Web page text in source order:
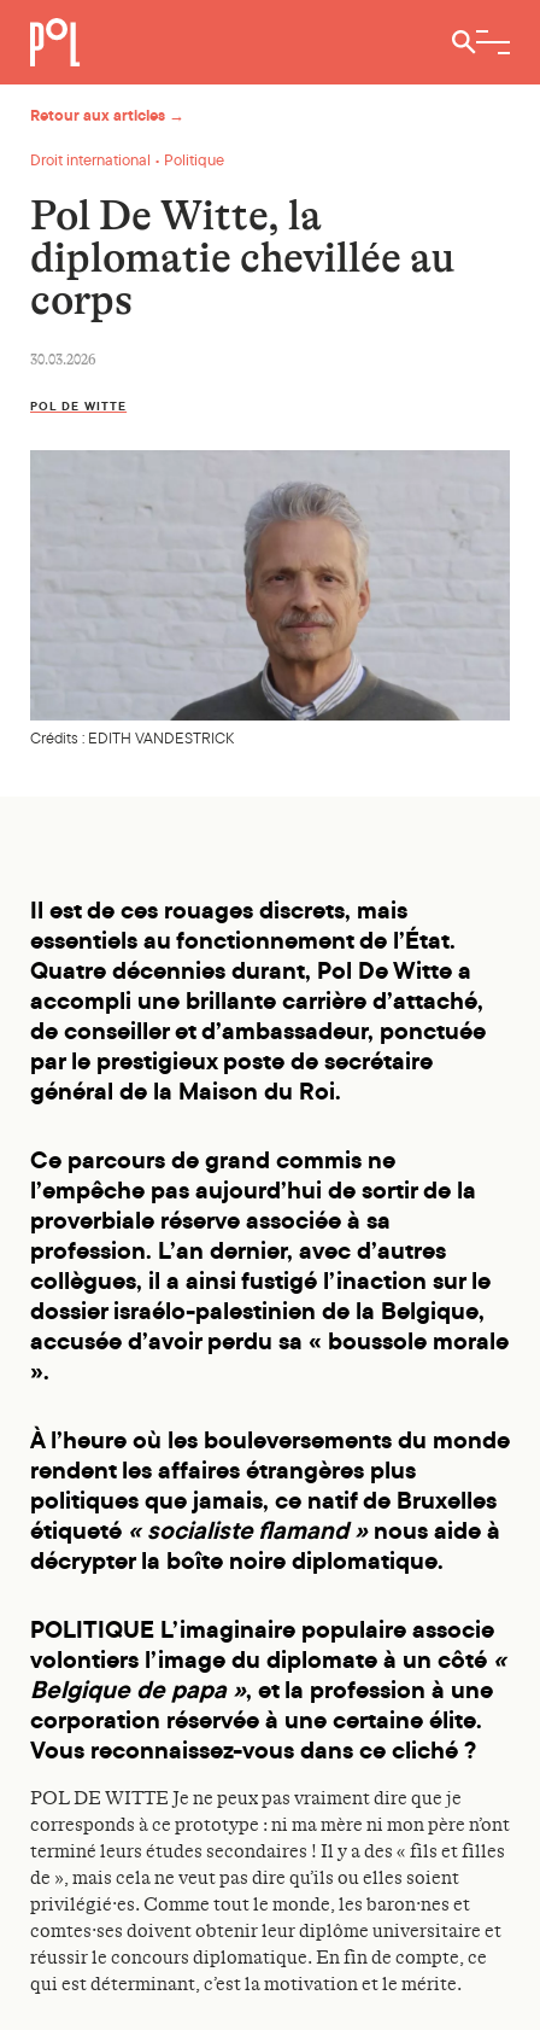
Ouvrir /
Retour aux articles →
Droit international • Politique
Pol De Witte, la
diplomatie chevillée au
corps
30.03.2026
POL DE WITTE
Crédits : EDITH VANDESTRICK
Il est de ces rouages discrets, mais
essentiels au fonctionnement de l’État.
Quatre décennies durant, Pol De Witte a
accompli une brillante carrière d’attaché,
de conseiller et d’ambassadeur, ponctuée
par le prestigieux poste de secrétaire
général de la Maison du Roi.
Ce parcours de grand commis ne
l’empêche pas aujourd’hui de sortir de la
proverbiale réserve associée à sa
profession. L’an dernier, avec d’autres
collègues, il a ainsi fustigé l’inaction sur le
dossier israélo-palestinien de la Belgique,
accusée d’avoir perdu sa « boussole morale
».
À l’heure où les bouleversements du monde
rendent les affaires étrangères plus
politiques que jamais, ce natif de Bruxelles
étiqueté « socialiste flamand »nous aide à
décrypter la boîte noire diplomatique.
POLITIQUE L’imaginaire populaire associe
volontiers l’image du diplomate à un côté «
Belgique de papa », et la profession à une
corporation réservée à une certaine élite.
Vous reconnaissez-vous dans ce cliché ?
POL DE WITTE Je ne peux pas vraiment dire que je
corresponds à ce prototype : ni ma mère ni mon père n’ont
terminé leurs études secondaires ! Il y a des « fils et filles
de », mais cela ne veut pas dire qu’ils ou elles soient
privilégié·es. Comme tout le monde, les baron·nes et
comtes·ses doivent obtenir leur diplôme universitaire et
réussir le concours diplomatique. En fin de compte, ce
qui est déterminant, c’est la motivation et le mérite.